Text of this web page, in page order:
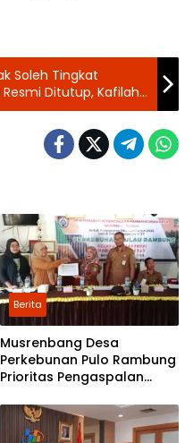
Soleh Tingkat
Ditutup, Kafilah
Prestasi Juara Umum
Berita
Musrenbang Desa
Perkebunan Pulo Rambung
Prioritas Pengaspalan
Dusun Pondok Boyan